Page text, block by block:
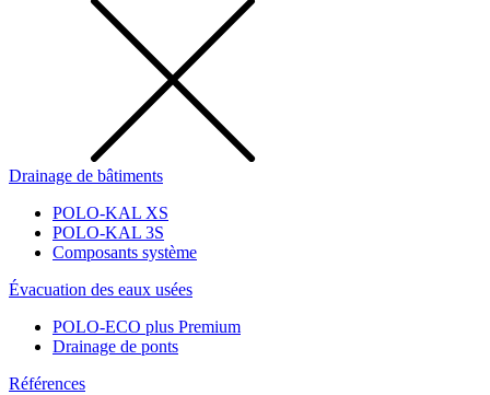
Drainage de bâtiments
POLO-KAL XS
POLO-KAL 3S
Composants système
Évacuation des eaux usées
POLO-ECO plus Premium
Drainage de ponts
Références